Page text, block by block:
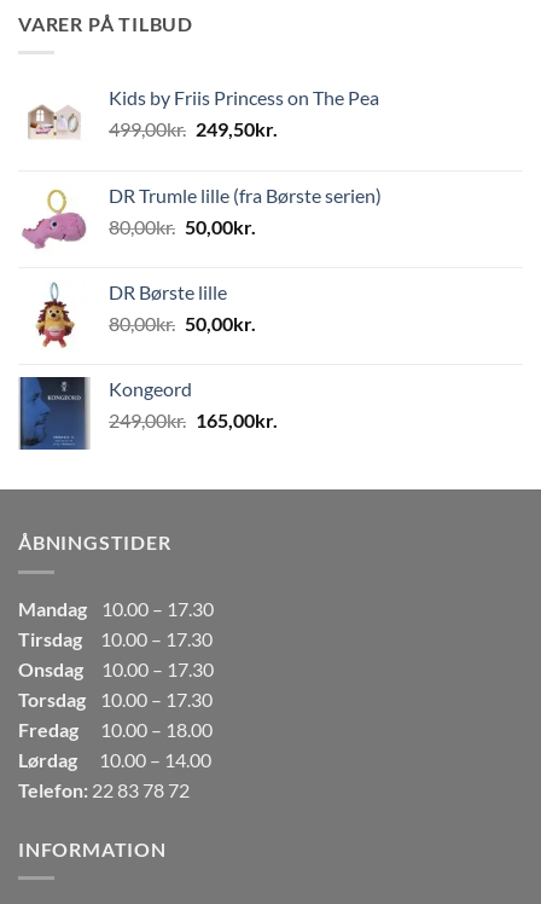
VARER PÅ TILBUD
Kids by Friis Princess on The Pea
499,00kr. Den
var:
499,00kr..
249,50kr.
er:
DR Trumle lille (fra Børste serien)
80,00kr. Den
var:
80,00kr..
50,00kr.
50,00kr..
DR Børste lille
80,00kr. Den
var:
80,00kr..
50,00kr.
50,00kr..
Kongeord
249,00kr. Den
var:
165,00kr.
er:
ÅBNINGSTIDER
Mandag
10.00 – 17.30
Tirsdag
10.00 – 17.30
Onsdag
10.00 – 17.30
Torsdag
10.00 – 17.30
Fredag
10.00 – 18.00
Lørdag
10.00 – 14.00
Telefon: 22 83 78 72
INFORMATION